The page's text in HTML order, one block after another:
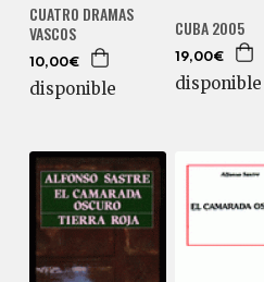
CUATRO DRAMAS
VASCOS
10,00€
disponible
CUBA 2005
19,00€
disponible